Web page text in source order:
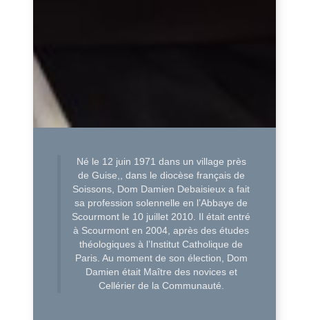
Né le 12 juin 1971 dans un village près
de Guise,, dans le diocèse français de
Soissons, Dom Damien Debaisieux a fait
sa profession solennelle en l’Abbaye de
Scourmont le 10 juillet 2010. Il était entré
à Scourmont en 2004, après des études
théologiques à l’Institut Catholique de
Paris. Au moment de son élection, Dom
Damien était Maître des novices et
Cellérier de la Communauté.